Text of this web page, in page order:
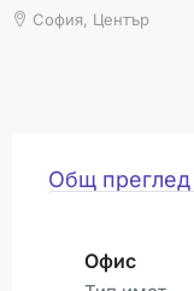
ВРЕМЕТО
София, Център
Общ преглед
Офис